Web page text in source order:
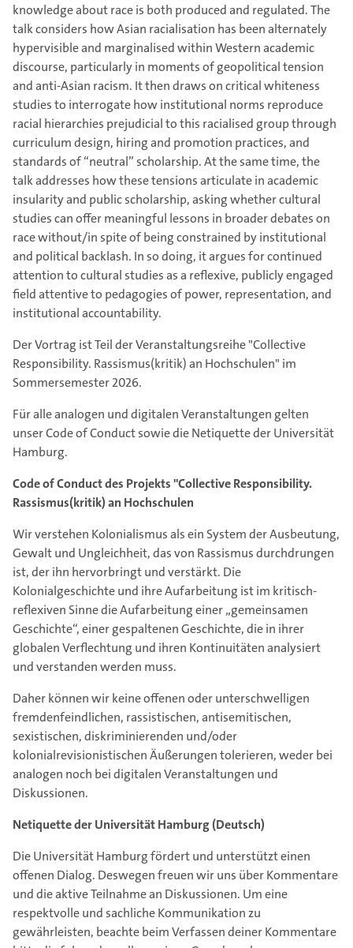
knowledge about race is both produced and regulated. The
talk considers how Asian racialisation has been alternately
hypervisible and marginalised within Western academic
discourse, particularly in moments of geopolitical tension
and anti-Asian racism. It then draws on critical whiteness
studies to interrogate how institutional norms reproduce
racial hierarchies prejudicial to this racialised group through
curriculum design, hiring and promotion practices, and
standards of “neutral” scholarship. At the same time, the
talk addresses how these tensions articulate in academic
insularity and public scholarship, asking whether cultural
studies can offer meaningful lessons in broader debates on
race without/in spite of being constrained by institutional
and political backlash. In so doing, it argues for continued
attention to cultural studies as a reflexive, publicly engaged
field attentive to pedagogies of power, representation, and
institutional accountability.
Der Vortrag ist Teil der Veranstaltungsreihe "Collective
Responsibility. Rassismus(kritik) an Hochschulen" im
Sommersemester 2026.
Für alle analogen und digitalen Veranstaltungen gelten
unser Code of Conduct sowie die Netiquette der Universität
Hamburg.
Code of Conduct des Projekts "Collective Responsibility.
Rassismus(kritik) an Hochschulen
Wir verstehen Kolonialismus als ein System der Ausbeutung,
Gewalt und Ungleichheit, das von Rassismus durchdrungen
ist, der ihn hervorbringt und verstärkt. Die
Kolonialgeschichte und ihre Aufarbeitung ist im kritisch-
reflexiven Sinne die Aufarbeitung einer „gemeinsamen
Geschichte“, einer gespaltenen Geschichte, die in ihrer
globalen Verflechtung und ihren Kontinuitäten analysiert
und verstanden werden muss.
Daher können wir keine offenen oder unterschwelligen
fremdenfeindlichen, rassistischen, antisemitischen,
sexistischen, diskriminierenden und/oder
kolonialrevisionistischen Äußerungen tolerieren, weder bei
analogen noch bei digitalen Veranstaltungen und
Diskussionen.
Netiquette der Universität Hamburg (Deutsch)
Die Universität Hamburg fördert und unterstützt einen
offenen Dialog. Deswegen freuen wir uns über Kommentare
und die aktive Teilnahme an Diskussionen. Um eine
respektvolle und sachliche Kommunikation zu
gewährleisten, beachte beim Verfassen deiner Kommentare